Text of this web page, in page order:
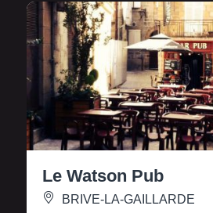
Le Watson Pub
BRIVE-LA-GAILLARDE